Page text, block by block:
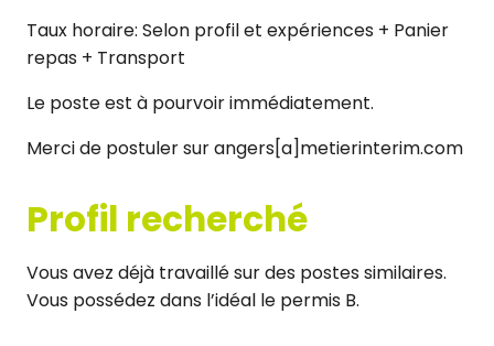
Taux horaire: Selon profil et expériences + Panier
repas + Transport
Le poste est à pourvoir immédiatement.
Merci de postuler sur angers[a]metierinterim.com
Profil recherché
Vous avez déjà travaillé sur des postes similaires.
Vous possédez dans l’idéal le permis B.